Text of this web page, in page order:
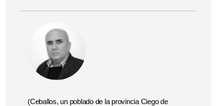
(Ceballos, un poblado de la provincia Ciego de